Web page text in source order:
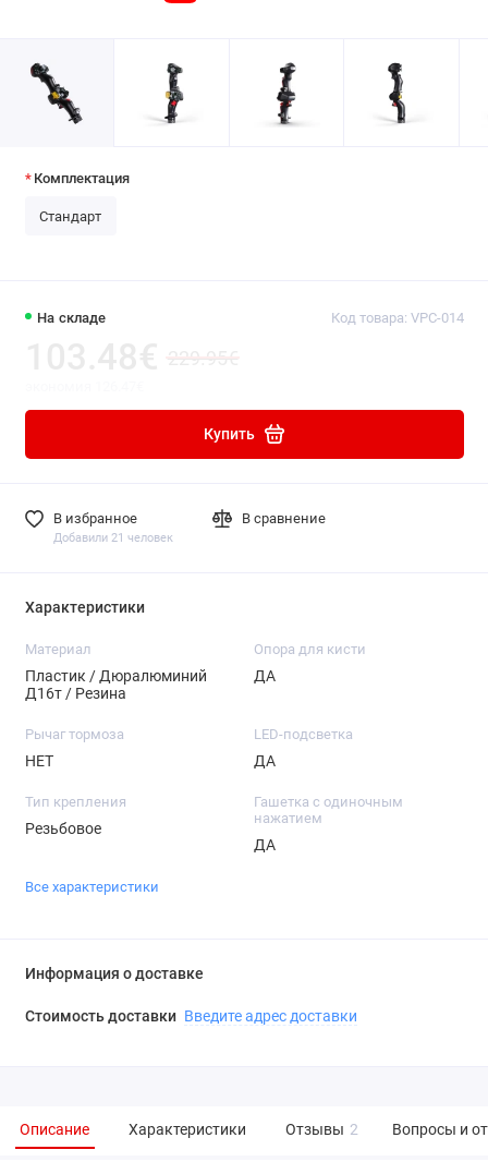
На складе Код товара: VPC-014
Купить
В избранное
Добавили 21 человек
В сравнение
Комплектация
Стандарт
Характеристики
Материал
Пластик / Дюралюминий
Д16т / Резина
Опора для кисти
ДА
Рычаг тормоза
НЕТ
LED-подсветка
ДА
Тип крепления
Резьбовое
Гашетка с одиночным
нажатием
ДА
Все характеристики
Информация о доставке
Стоимость доставки Введите адрес доставки
Описание Характеристики Отзывы 2 Вопросы и